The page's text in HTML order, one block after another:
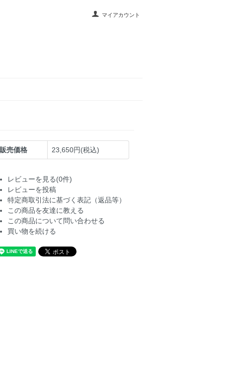
マイアカウント
販売価格 23,650円(税込)
レビューを見る(0件)
レビューを投稿
特定商取引法に基づく表記（返品等）
この商品を友達に教える
この商品について問い合わせる
買い物を続ける